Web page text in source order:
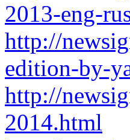
2013-eng-
http://
edition-by-
http://
2014.html